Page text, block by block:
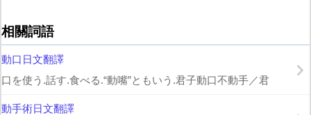
相關詞語
動口日文翻譯
口を使う.話す.食べる.“動嘴”ともいう.君子動口不動手／君
動手術日文翻譯